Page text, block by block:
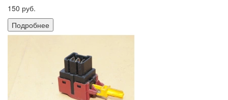
150 руб.
Подробнее